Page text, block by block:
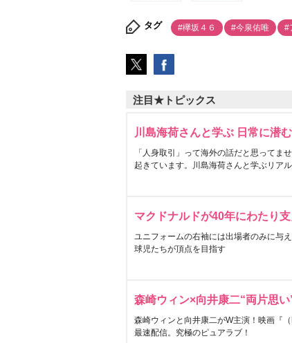
タグ #欅坂４６ #今泉佑唯 #
注目★トピックス
川島海荷さんと学ぶ 日常に潜
「人身取引」って海外の話だと思ってま
起きています。川島海荷さんと学ぶリアル
マクドナルドが40年にわたり
ユニフォームの右袖には出場者のみに与
球児たちが頂点を目指す
森崎ウィン×向井康二“両片思い
森崎ウィンと向井康二がW主演！映画『
最速配信。究極のピュアラブ！